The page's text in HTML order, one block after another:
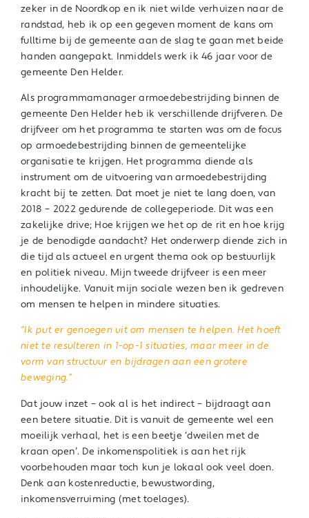
zeker in de Noordkop en ik niet wilde verhuizen naar de
randstad, heb ik op een gegeven moment de kans om
fulltime bij de gemeente aan de slag te gaan met beide
handen aangepakt. Inmiddels werk ik 46 jaar voor de
gemeente Den Helder.
Als programmamanager armoedebestrijding binnen de
gemeente Den Helder heb ik verschillende drijfveren. De
drijfveer om het programma te starten was om de focus
op armoedebestrijding binnen de gemeentelijke
organisatie te krijgen. Het programma diende als
instrument om de uitvoering van armoedebestrijding
kracht bij te zetten. Dat moet je niet te lang doen, van
2018 – 2022 gedurende de collegeperiode. Dit was een
zakelijke drive; Hoe krijgen we het op de rit en hoe krijg
je de benodigde aandacht? Het onderwerp diende zich in
die tijd als actueel en urgent thema ook op bestuurlijk
en politiek niveau. Mijn tweede drijfveer is een meer
inhoudelijke. Vanuit mijn sociale wezen ben ik gedreven
om mensen te helpen in mindere situaties.
“Ik put er genoegen uit om mensen te helpen. Het hoeft
niet te resulteren in 1-op-1 situaties, maar meer in de
vorm van structuur en bijdragen aan een grotere
beweging.”
Dat jouw inzet – ook al is het indirect – bijdraagt aan
een betere situatie. Dit is vanuit de gemeente wel een
moeilijk verhaal, het is een beetje ‘dweilen met de
kraan open’. De inkomenspolitiek is aan het rijk
voorbehouden maar toch kun je lokaal ook veel doen.
Denk aan kostenreductie, bewustwording,
inkomensverruiming (met toelages).